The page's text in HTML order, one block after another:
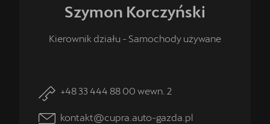
Szymon Korczyński
Kierownik działu - Samochody używane
+48 33 444 88 00 wewn. 2
kontakt@cupra.auto-gazda.pl